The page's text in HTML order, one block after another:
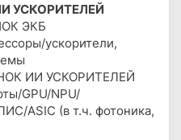
УСКОРИТЕЛЕЙ
ЭКБ
ускорители,
ИИ УСКОРИТЕЛЕЙ
GPU/NPU/
ASIC (в т.ч. фотоника,